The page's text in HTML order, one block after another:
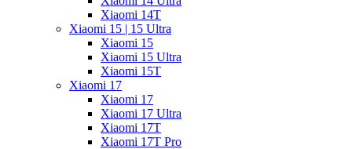
Xiaomi 14T
Xiaomi 15 | 15 Ultra
Xiaomi 15
Xiaomi 15 Ultra
Xiaomi 15T
Xiaomi 17
Xiaomi 17
Xiaomi 17 Ultra
Xiaomi 17T
Xiaomi 17T Pro